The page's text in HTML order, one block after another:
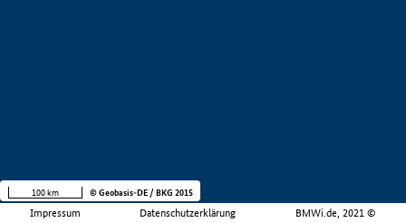
Impressum Datenschutzerklärung BMWi.de, 2021 ©
100 km © Geobasis-DE / BKG 2015